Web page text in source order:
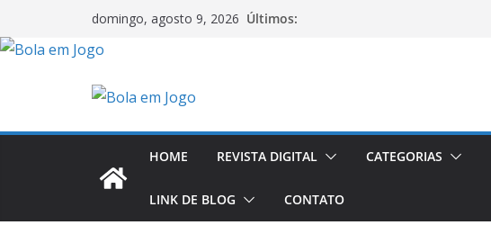
domingo, agosto 9, 2026 Últimos:
HOME REVISTA DIGITAL CATEGORIAS
LINK DE BLOG CONTATO